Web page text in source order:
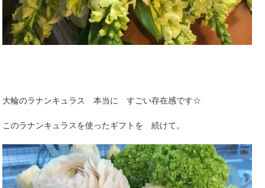
大輪のラナンキュラス 本当に すごい存在感です☆
このラナンキュラスを使ったギフトを 続けて。